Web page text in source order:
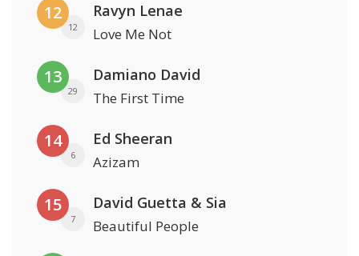
12
12
Ravyn Lenae
Love Me Not
13
29
Damiano David
The First Time
14
6
Ed Sheeran
Azizam
15
7
David Guetta & Sia
Beautiful People